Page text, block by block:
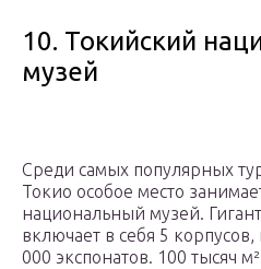
10. Токийский
музей
Среди самых популярных
Токио особое место
национальный музей.
включает в себя 5 корпусов,
000 экспонатов. 100 тысяч